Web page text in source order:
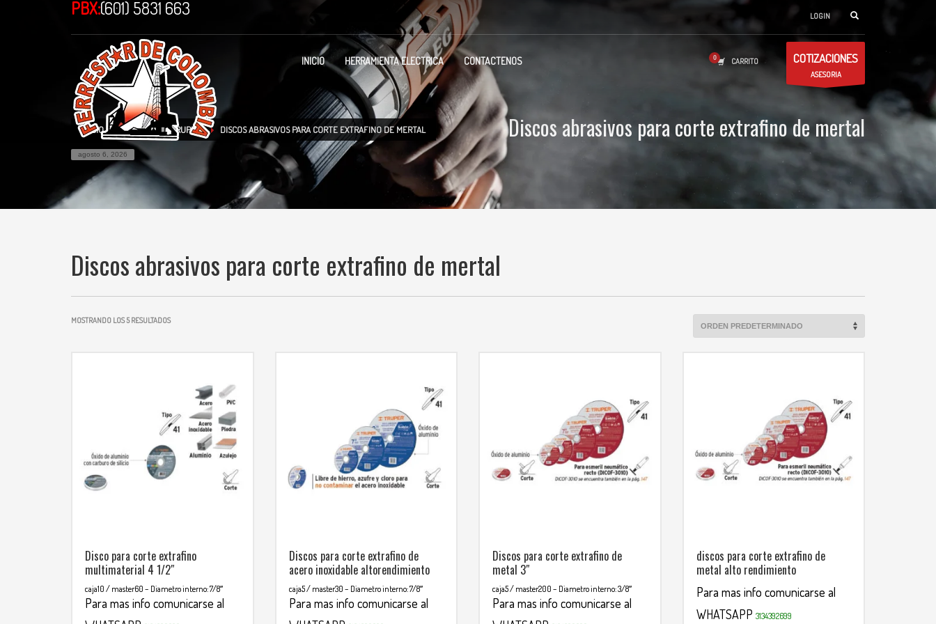
PBX:(601) 5831 663 LOGIN
INICIO HERRAMIENTA ELECTRICA CONTACTENOS CARRITO COTIZACIONES
ASESORIA
INICIO TIENDA TRUPER DISCOS ABRASIVOS PARA CORTE EXTRAFINO DE MERTAL
agosto 6, 2026
Discos abrasivos para corte extrafino de mertal
Discos abrasivos para corte extrafino de mertal
MOSTRANDO LOS 5 RESULTADOS
Disco para corte extrafino
multimaterial 4 1/2″
caja10 / master60 – Diametro interno: 7/8″
Para mas info comunicarse al
Discos para corte extrafino de
acero inoxidable altorendimiento
caja5 / master30 – Diametro interno: 7/8″
Para mas info comunicarse al
Discos para corte extrafino de
metal 3″
caja5 / master200 – Diametro interno: 3/8″
Para mas info comunicarse al
discos para corte extrafino de
metal alto rendimiento
Para mas info comunicarse al
WHATSAPP 3134392699